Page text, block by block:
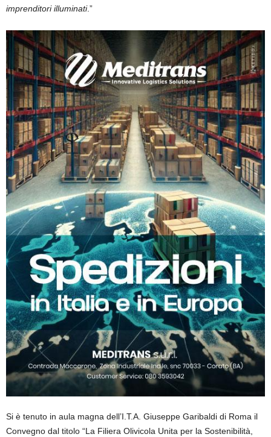
imprenditori illuminati.”
Si è tenuto in aula magna dell’I.T.A. Giuseppe Garibaldi di Roma il
Convegno dal titolo “La Filiera Olivicola Unita per la Sostenibilità,